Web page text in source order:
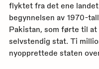
flyktet fra det ene
begynnelsen av 1970-
Pakistan, som førte til at
selvstendig stat. Ti
nyopprettede staten